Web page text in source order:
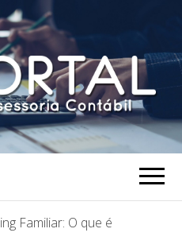
Familiar: O que é